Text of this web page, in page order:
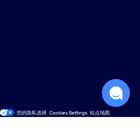
您的隐私选择 Cookies Settings 站点地图
站点地图